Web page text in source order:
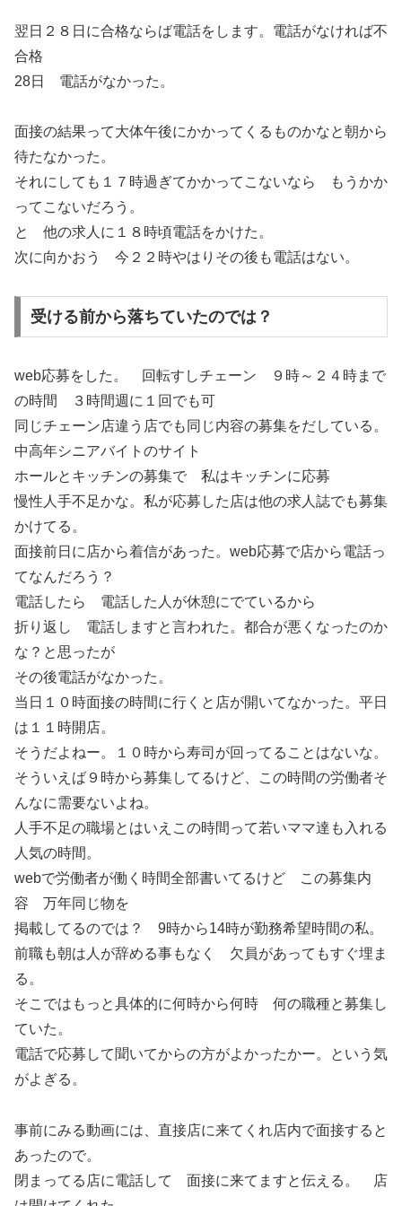
翌日２８日に合格ならば電話をします。電話がなければ不
合格
28日 電話がなかった。
面接の結果って大体午後にかかってくるものかなと朝から
待たなかった。
それにしても１７時過ぎてかかってこないなら もうかか
ってこないだろう。
と 他の求人に１８時頃電話をかけた。
次に向かおう 今２２時やはりその後も電話はない。
受ける前から落ちていたのでは？
web応募をした。 回転すしチェーン ９時～２４時まで
の時間 ３時間週に１回でも可
同じチェーン店違う店でも同じ内容の募集をだしている。
中高年シニアバイトのサイト
ホールとキッチンの募集で 私はキッチンに応募
慢性人手不足かな。私が応募した店は他の求人誌でも募集
かけてる。
面接前日に店から着信があった。web応募で店から電話っ
てなんだろう？
電話したら 電話した人が休憩にでているから
折り返し 電話しますと言われた。都合が悪くなったのか
な？と思ったが
その後電話がなかった。
当日１０時面接の時間に行くと店が開いてなかった。平日
は１１時開店。
そうだよねー。１０時から寿司が回ってることはないな。
そういえば９時から募集してるけど、この時間の労働者そ
んなに需要ないよね。
人手不足の職場とはいえこの時間って若いママ達も入れる
人気の時間。
webで労働者が働く時間全部書いてるけど この募集内
容 万年同じ物を
掲載してるのでは？ 9時から14時が勤務希望時間の私。
前職も朝は人が辞める事もなく 欠員があってもすぐ埋ま
る。
そこではもっと具体的に何時から何時 何の職種と募集し
ていた。
電話で応募して聞いてからの方がよかったかー。という気
がよぎる。
事前にみる動画には、直接店に来てくれ店内で面接すると
あったので。
閉まってる店に電話して 面接に来てますと伝える。 店